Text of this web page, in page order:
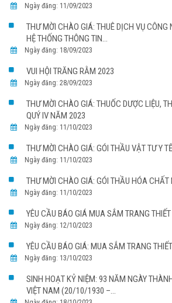
Ngày đăng: 11/09/2023
THƯ MỜI CHÀO GIÁ: THUÊ DỊCH VỤ CÔNG
HỆ THỐNG THÔNG TIN...
Ngày đăng: 18/09/2023
VUI HỘI TRĂNG RẰM 2023
Ngày đăng: 28/09/2023
THƯ MỜI CHÀO GIÁ: THUỐC DƯỢC LIỆU,
QUÝ IV NĂM 2023
Ngày đăng: 11/10/2023
THƯ MỜI CHÀO GIÁ: GÓI THẦU VẬT TƯ Y
Ngày đăng: 11/10/2023
THƯ MỜI CHÀO GIÁ: GÓI THẦU HÓA
Ngày đăng: 11/10/2023
YÊU CẦU BÁO GIÁ MUA SẮM TRANG
Ngày đăng: 12/10/2023
YÊU CẦU BÁO GIÁ: MUA SẮM TRANG
Ngày đăng: 13/10/2023
SINH HOẠT KỶ NIỆM: 93 NĂM NGÀY
VIỆT NAM (20/10/1930 –...